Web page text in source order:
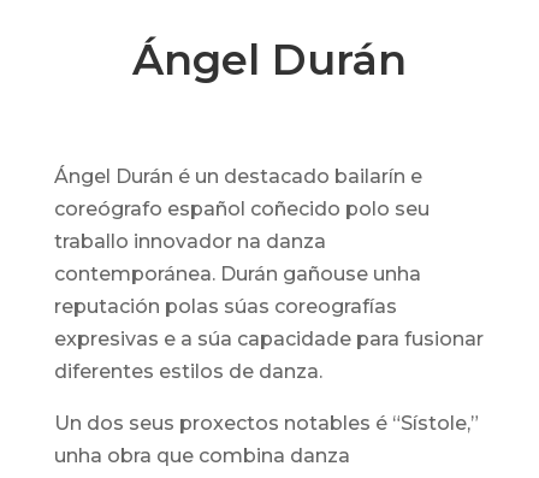
Ángel Durán
Ángel Durán é un destacado bailarín e
coreógrafo español coñecido polo seu
traballo innovador na danza
contemporánea. Durán gañouse unha
reputación polas súas coreografías
expresivas e a súa capacidade para fusionar
diferentes estilos de danza.
Un dos seus proxectos notables é “Sístole,”
unha obra que combina danza